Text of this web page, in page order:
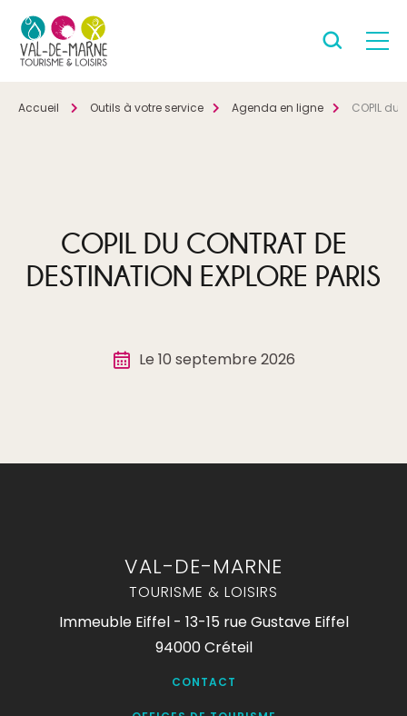
Accueil Outils à votre service Agenda en ligne COPIL
COPIL DU CONTRAT DE
DESTINATION EXPLORE PARIS
Le 10 septembre 2026
VAL-DE-MARNE
TOURISME & LOISIRS
Immeuble Eiffel - 13-15 rue Gustave Eiffel
94000 Créteil
CONTACT